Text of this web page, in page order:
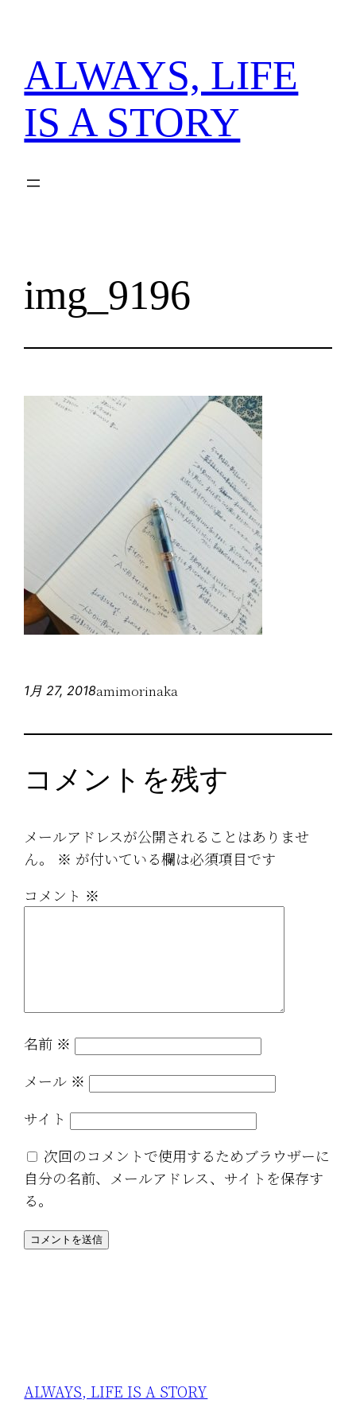
ALWAYS, LIFE
IS A STORY
img_9196
1月 27, 2018amimorinaka
コメントを残す
メールアドレスが公開されることはありませ
ん。
※ が付いている欄は必須項目です
コメント ※
名前 ※
メール ※
サイト
次回のコメントで使用するためブラウザーに
自分の名前、メールアドレス、サイトを保存す
る。
ALWAYS, LIFE IS A STORY